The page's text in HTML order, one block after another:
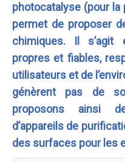
photocatalyse (pour la
permet de proposer
chimiques. Il
propres et fiables,
utilisateurs et de
génèrent pas de
proposons ainsi
d’appareils de
des surfaces pour les